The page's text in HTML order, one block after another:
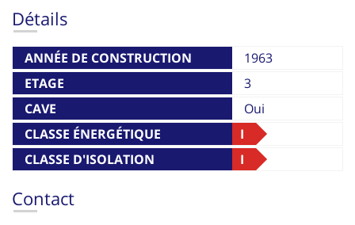
Détails
ANNÉE DE CONSTRUCTION
1963
ETAGE
3
CAVE
Oui
CLASSE ÉNERGÉTIQUE
I
CLASSE D'ISOLATION
I
Contact